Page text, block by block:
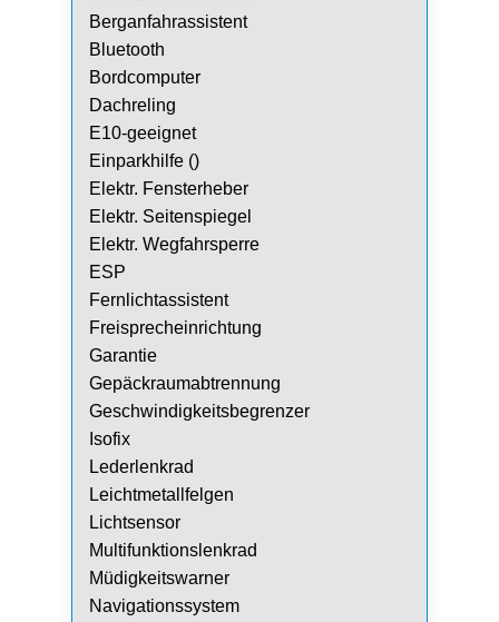
Berganfahrassistent
Bluetooth
Bordcomputer
Dachreling
E10-geeignet
Einparkhilfe ()
Elektr. Fensterheber
Elektr. Seitenspiegel
Elektr. Wegfahrsperre
ESP
Fernlichtassistent
Freisprecheinrichtung
Garantie
Gepäckraumabtrennung
Geschwindigkeitsbegrenzer
Isofix
Lederlenkrad
Leichtmetallfelgen
Lichtsensor
Multifunktionslenkrad
Müdigkeitswarner
Navigationssystem